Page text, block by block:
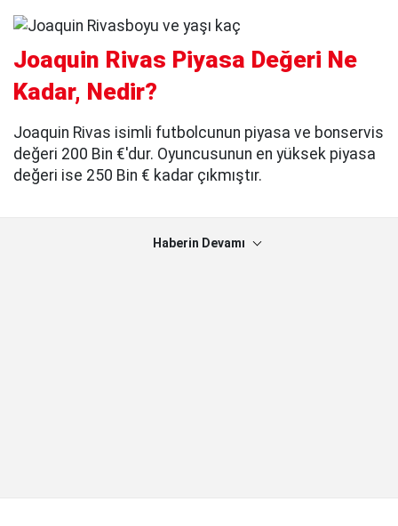
Joaquin Rivas Piyasa Değeri Ne
Kadar, Nedir?
Joaquin Rivas isimli futbolcunun piyasa ve bonservis
değeri 200 Bin €'dur. Oyuncusunun en yüksek piyasa
değeri ise 250 Bin € kadar çıkmıştır.
Haberin Devamı